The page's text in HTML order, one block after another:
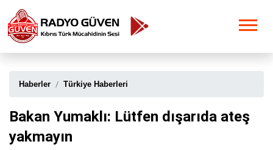
Haberler Türkiye Haberleri
Bakan Yumaklı: Lütfen dışarıda ateş
yakmayın